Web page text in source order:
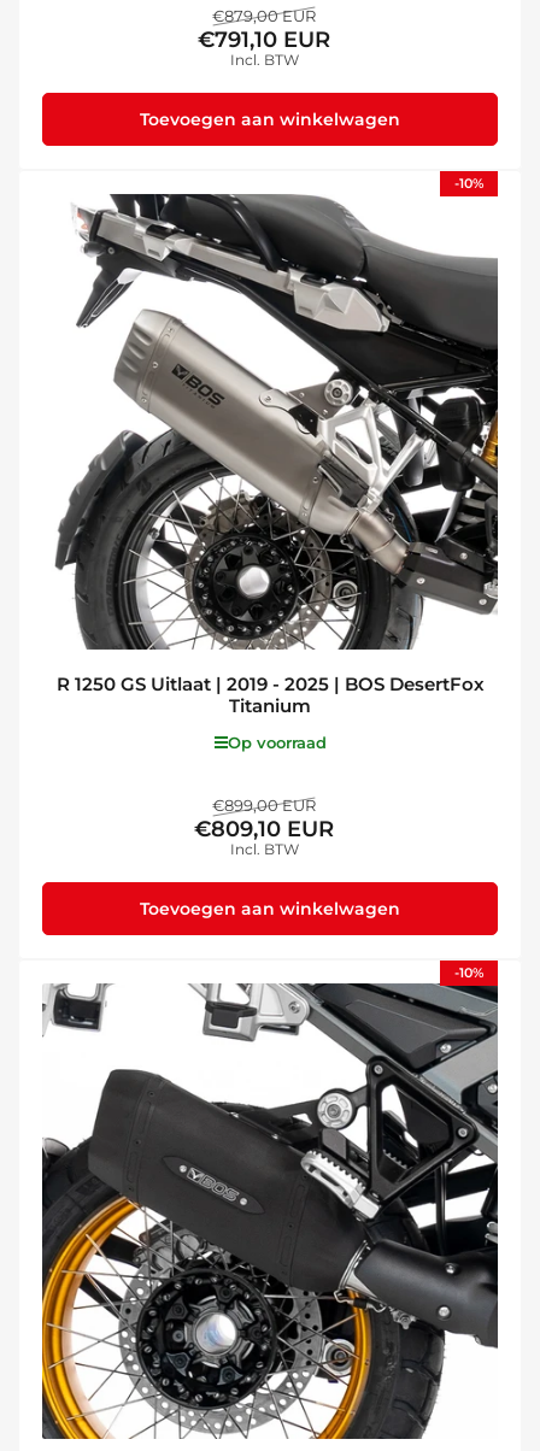
Normale
prijs
€879,00 EURAanbiedingsprijs
€791,10 EUR
Incl. BTW
Toevoegen aan winkelwagen
-10%
R 1250 GS Uitlaat | 2019 - 2025 | BOS DesertFox
Titanium
Op voorraad
Normale
prijs
€899,00 EURAanbiedingsprijs
€809,10 EUR
Incl. BTW
Toevoegen aan winkelwagen
-10%